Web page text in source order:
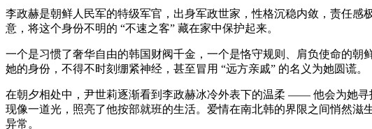
李政赫是朝鲜人民军的特级军官，出身军政世家，性格沉稳内敛，责任
意，将这个身份不明的 “不速之客” 藏在家中保护起来。
一个是习惯了奢华自由的韩国财阀千金，一个是恪守规则、肩负使命的
她的身份，不得不时刻绷紧神经，甚至冒用 “远方亲戚” 的名义为她圆谎。
在朝夕相处中，尹世莉逐渐看到李政赫冰冷外表下的温柔 —— 他会为她
现像一道光，照亮了他按部就班的生活。爱情在南北韩的界限之间悄然
异常。